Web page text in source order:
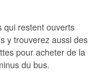
qui restent ouverts
y trouverez aussi des
pour acheter de la
du bus.